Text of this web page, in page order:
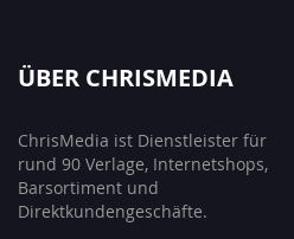
ÜBER CHRISMEDIA
ChrisMedia ist Dienstleister für
rund 90 Verlage, Internetshops,
Barsortiment und
Direktkundengeschäfte.